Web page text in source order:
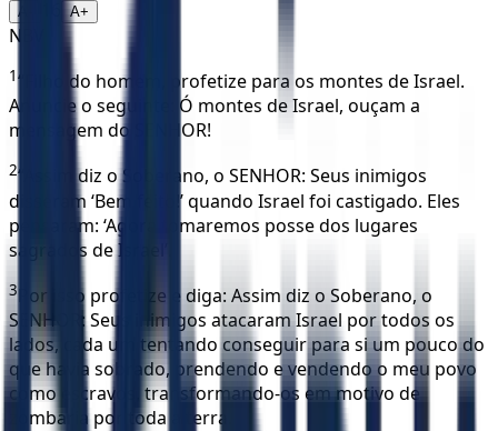
A- A+
NBV
1“Filho do homem, profetize para os montes de Israel.
Anuncie o seguinte: Ó montes de Israel, ouçam a
mensagem do SENHOR!
2“Assim diz o Soberano, o SENHOR: Seus inimigos
disseram ‘Bem feito!’ quando Israel foi castigado. Eles
pensaram: ‘Agora tomaremos posse dos lugares
sagrados de Israel’.
3
Por isso profetize e diga: Assim diz o Soberano, o
SENHOR: Seus inimigos atacaram Israel por todos os
lados, cada um tentando conseguir para si um pouco do
que havia sobrado, prendendo e vendendo o meu povo
como escravos, transformando-os em motivo de
zombaria por toda a terra.